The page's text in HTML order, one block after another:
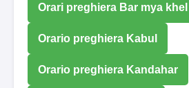
Orari preghiera Bar mya khel
Orario preghiera Kabul
Orario preghiera Kandahar